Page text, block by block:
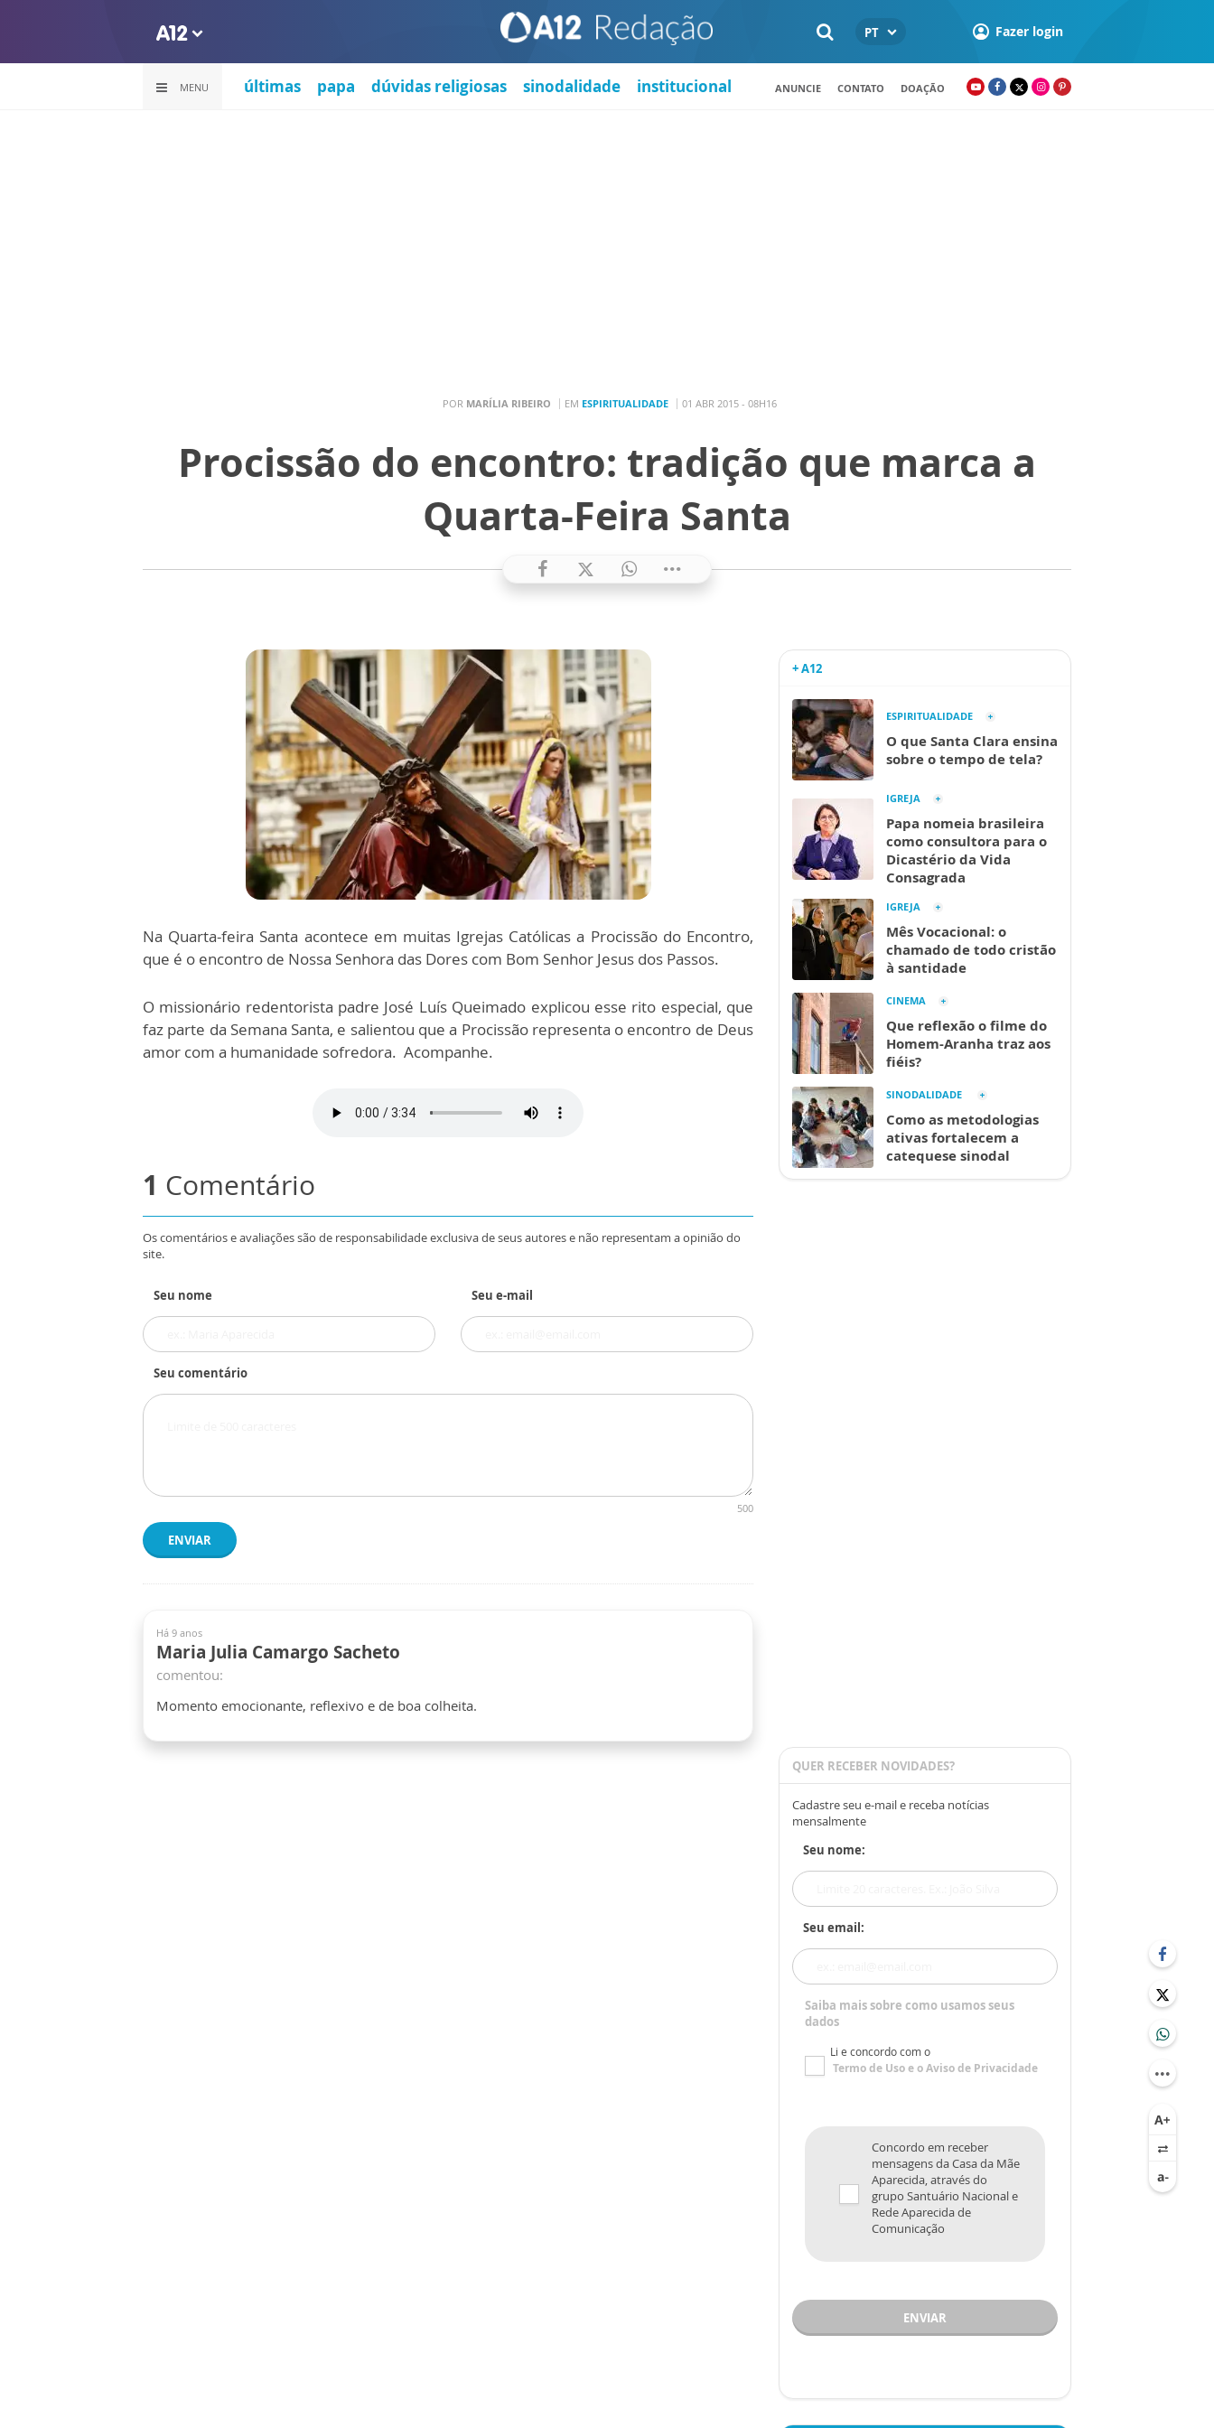
PT Fazer login
MENU últimas papa dúvidas religiosas sinodalidade institucional ANUNCIE CONTATO DOAÇÃO
POR MARÍLIA RIBEIRO EM ESPIRITUALIDADE 01 ABR 2015 - 08H16
Procissão do encontro: tradição que marca a
Quarta-Feira Santa
Na Quarta-feira Santa acontece em muitas Igrejas Católicas a Procissão do Encontro,
que é o encontro de Nossa Senhora das Dores com Bom Senhor Jesus dos Passos.
O missionário redentorista padre José Luís Queimado explicou esse rito especial, que
faz parte da Semana Santa, e salientou que a Procissão representa o encontro de Deus
amor com a humanidade sofredora. Acompanhe.
1 Comentário
Os comentários e avaliações são de responsabilidade exclusiva de seus autores e não representam a opinião do
site.
Seu nome Seu e-mail
Seu comentário
500
ENVIAR
Há 9 anos
Maria Julia Camargo Sacheto
comentou:
Momento emocionante, reflexivo e de boa colheita.
+ A12
ESPIRITUALIDADE
O que Santa Clara ensina
sobre o tempo de tela?
IGREJA
Papa nomeia brasileira
como consultora para o
Dicastério da Vida
Consagrada
IGREJA
Mês Vocacional: o
chamado de todo cristão
à santidade
CINEMA
Que reflexão o filme do
Homem-Aranha traz aos
fiéis?
SINODALIDADE
Como as metodologias
ativas fortalecem a
catequese sinodal
QUER RECEBER NOVIDADES?
Cadastre seu e-mail e receba notícias
mensalmente
Seu nome:
Seu email:
Saiba mais sobre como usamos seus
dados
Li e concordo com o
Termo de Usoe oAviso de Privacidade
Concordo em receber
mensagens da Casa da Mãe
Aparecida, através do
grupo Santuário Nacional e
Rede Aparecida de
Comunicação
ENVIAR